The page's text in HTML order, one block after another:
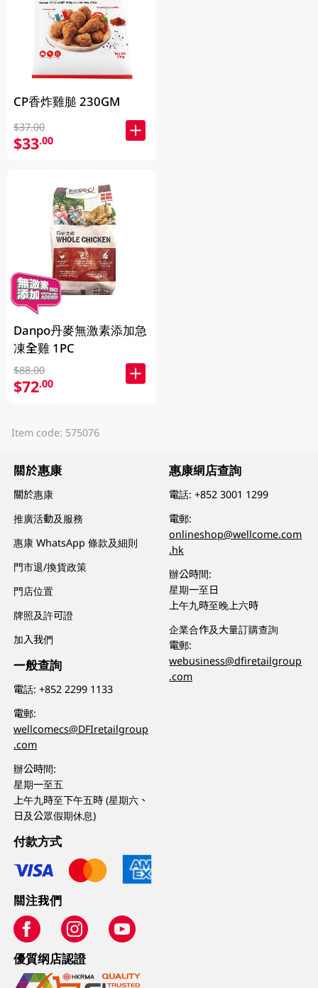
CP香炸雞膇 230GM
$37.00
$33.00
Danpo丹麥無激素添加急
凍全雞 1PC
$88.00
$72.00
Item code: 575076
關於惠康
關於惠康
推廣活動及服務
惠康 WhatsApp 條款及細則
門市退/換貨政策
門店位置
牌照及許可證
加入我們
一般查詢
電話:+852 2299 1133
電郵:
wellcomecs@DFIretailgroup
.com
辦公時間:
星期一至五
上午九時至下午五時 (星期六、
日及公眾假期休息)
惠康網店查詢
電話:+852 3001 1299
電郵:
onlineshop@wellcome.com
.hk
辦公時間:
星期一至日
上午九時至晚上六時
企業合作及大量訂購查詢
電郵:
webusiness@dfiretailgroup
.com
付款方式
關注我們
優質纲店認證